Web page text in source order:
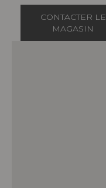
CONTACTER LE
MAGASIN